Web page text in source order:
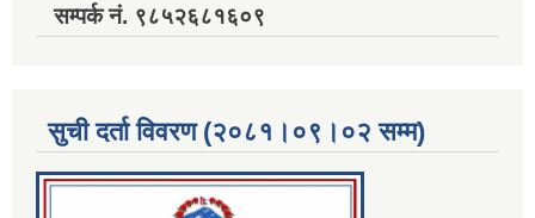
सम्पर्क नं. ९८५२६८१६०९
सुची दर्ता विवरण (२०८१।०९।०२ सम्म)